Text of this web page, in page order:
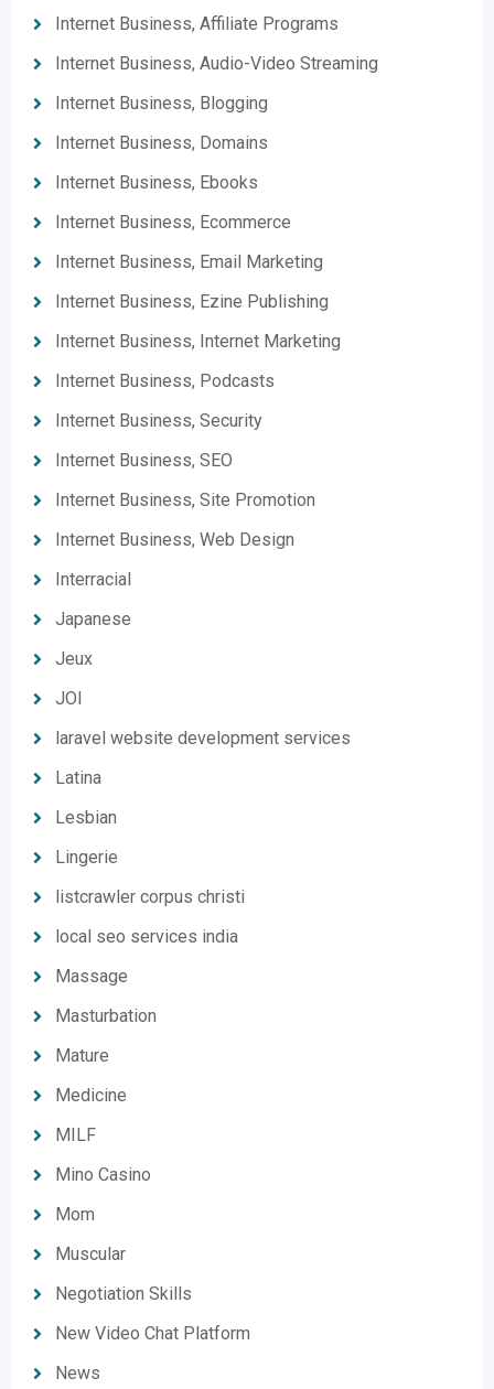
Internet Business, Affiliate Programs
Internet Business, Audio-Video Streaming
Internet Business, Blogging
Internet Business, Domains
Internet Business, Ebooks
Internet Business, Ecommerce
Internet Business, Email Marketing
Internet Business, Ezine Publishing
Internet Business, Internet Marketing
Internet Business, Podcasts
Internet Business, Security
Internet Business, SEO
Internet Business, Site Promotion
Internet Business, Web Design
Interracial
Japanese
Jeux
JOI
laravel website development services
Latina
Lesbian
Lingerie
listcrawler corpus christi
local seo services india
Massage
Masturbation
Mature
Medicine
MILF
Mino Casino
Mom
Muscular
Negotiation Skills
New Video Chat Platform
News